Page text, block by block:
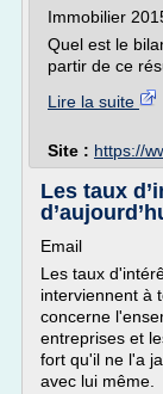
Immobilier
Quel est le
partir de ce
Lire la suite
Site : https://
Les taux
Email
Les taux
interviennent à
concerne
entreprises et
fort qu'il ne l'a
avec lui même.